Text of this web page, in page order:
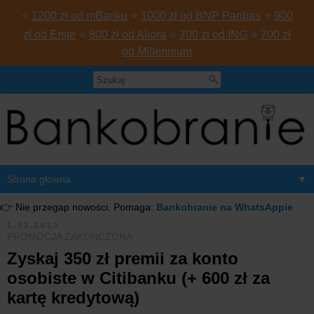
⭐ 1200 zł od mBanku ⭐ 1000 zł od BNP Paribas ⭐ 900
zł od Erste ⭐ 800 zł od Aliora ⭐ 700 zł od ING ⭐ 700 zł
od Millennium
▼
👉 Nie przegap nowości. Pomaga: Bankobranie na WhatsAppie
Zyskaj 350 zł premii za konto
osobiste w Citibanku (+ 600 zł za
kartę kredytową)